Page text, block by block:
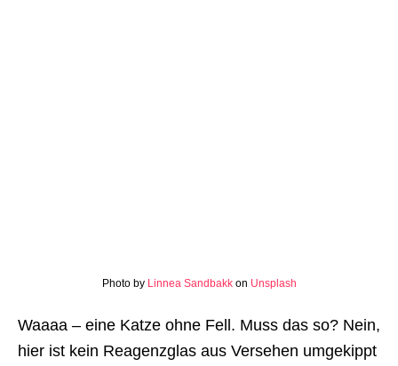
Photo by Linnea Sandbakkon Unsplash
Waaaa – eine Katze ohne Fell. Muss das so? Nein,
hier ist kein Reagenzglas aus Versehen umgekippt